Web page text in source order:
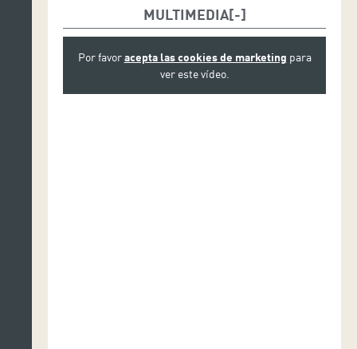
MULTIMEDIA
Por favoracepta las cookies de marketing para
ver este vídeo.